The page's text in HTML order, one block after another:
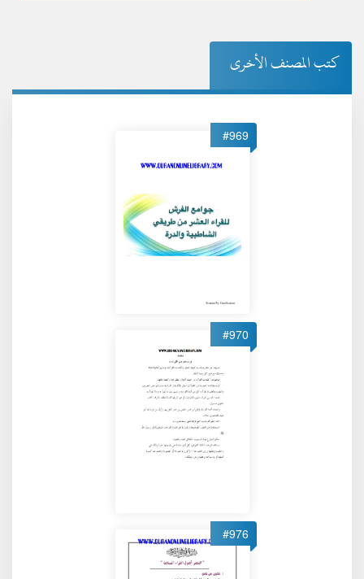
كتب المصنف الأخرى
#969
#970
#976